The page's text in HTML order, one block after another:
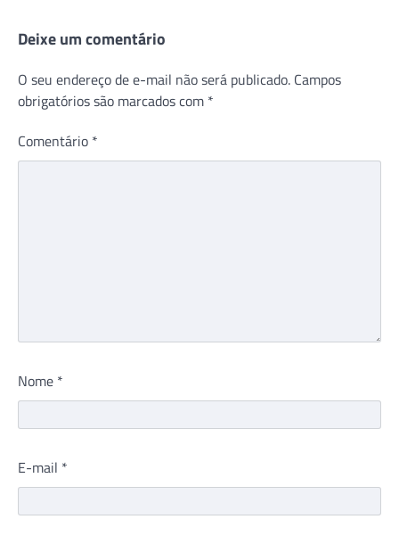
Deixe um comentário
O seu endereço de e-mail não será publicado. Campos
obrigatórios são marcados com *
Comentário *
Nome *
E-mail *